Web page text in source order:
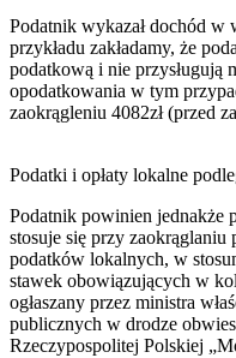
Podatnik wykazał dochód w
przykładu zakładamy, że
podatkową i nie przysługują
opodatkowania w tym
zaokrągleniu 4082zł (przed
Podatki i opłaty lokalne
Podatnik powinien jednakże
stosuje się przy
podatków lokalnych, w
stawek obowiązujących w
ogłaszany przez ministra
publicznych w drodze
Rzeczypospolitej Polskiej